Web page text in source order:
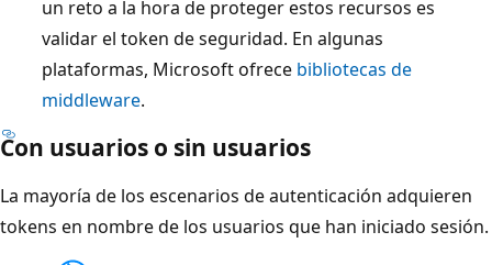
un reto a la hora de proteger estos recursos es
validar el token de seguridad. En algunas
plataformas, Microsoft ofrece bibliotecas de
middleware.
Con usuarios o sin usuarios
La mayoría de los escenarios de autenticación adquieren
tokens en nombre de los usuarios que han iniciado sesión.